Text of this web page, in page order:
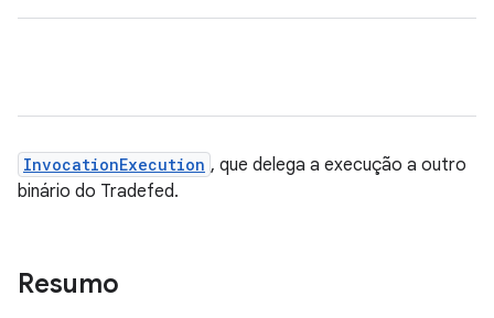
InvocationExecution , que delega a execução a outro
binário do Tradefed.
Resumo